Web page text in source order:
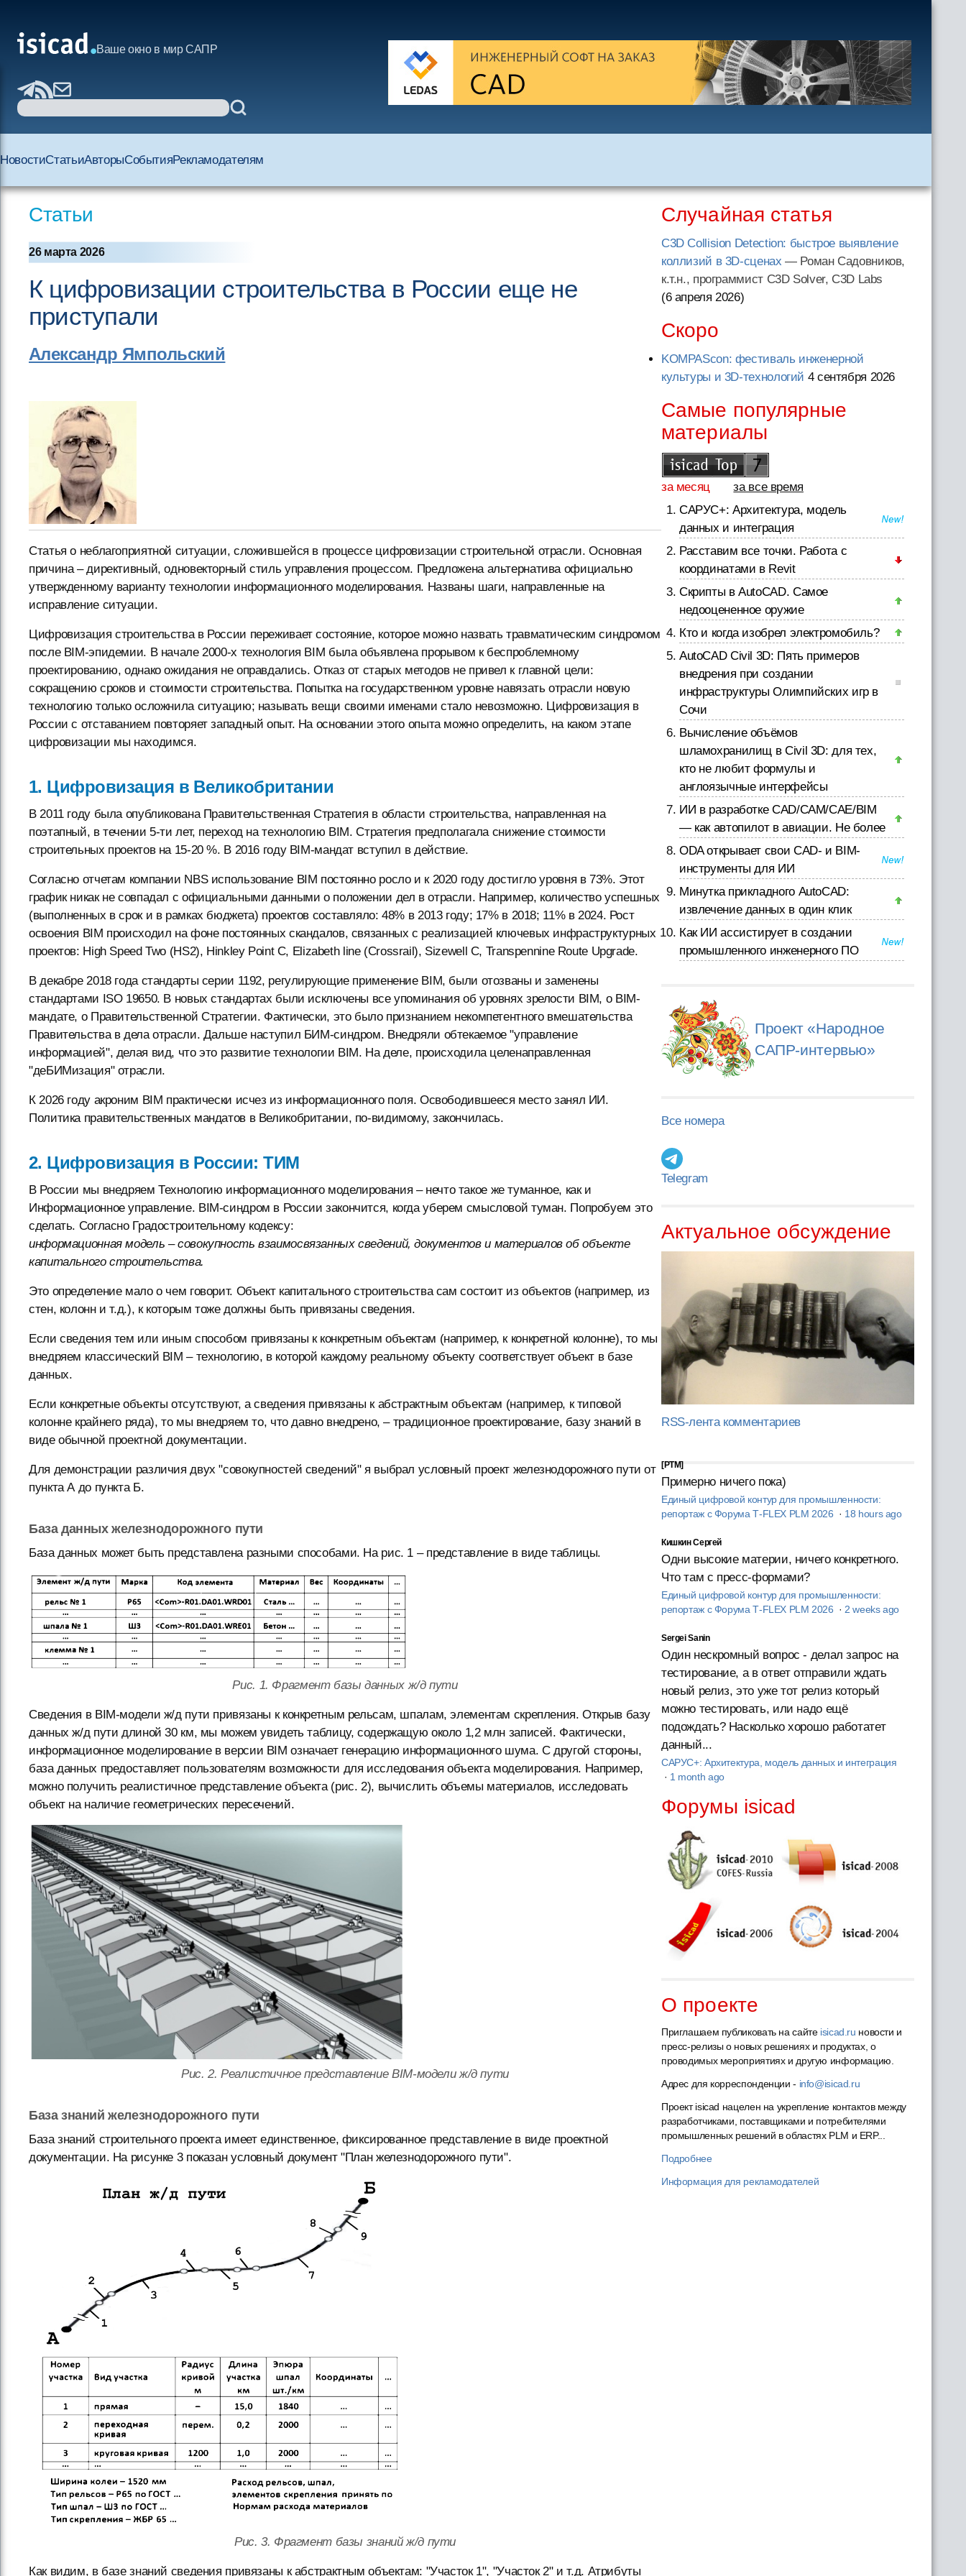
Ваше окно в мир САПР
НовостиСтатьиАвторыСобытияРекламодателям
Статьи
26 марта 2026
К цифровизации строительства в России еще не
приступали
Александр Ямпольский
Статья о неблагоприятной ситуации, сложившейся в процессе цифровизации строительной отрасли. Основная
причина – директивный, одновекторный стиль управления процессом. Предложена альтернатива официально
утвержденному варианту технологии информационного моделирования. Названы шаги, направленные на
исправление ситуации.
Цифровизация строительства в России переживает состояние, которое можно назвать травматическим синдромом
после BIM-эпидемии. В начале 2000-х технология BIM была объявлена прорывом к беспроблемному
проектированию, однако ожидания не оправдались. Отказ от старых методов не привел к главной цели:
сокращению сроков и стоимости строительства. Попытка на государственном уровне навязать отрасли новую
технологию только осложнила ситуацию; называть вещи своими именами стало невозможно. Цифровизация в
России с отставанием повторяет западный опыт. На основании этого опыта можно определить, на каком этапе
цифровизации мы находимся.
1. Цифровизация в Великобритании
В 2011 году была опубликована Правительственная Стратегия в области строительства, направленная на
поэтапный, в течении 5-ти лет, переход на технологию BIM. Стратегия предполагала снижение стоимости
строительных проектов на 15-20 %. В 2016 году BIM-мандат вступил в действие.
Согласно отчетам компании NBS использование BIM постоянно росло и к 2020 году достигло уровня в 73%. Этот
график никак не совпадал с официальными данными о положении дел в отрасли. Например, количество успешных
(выполненных в срок и в рамках бюджета) проектов составляло: 48% в 2013 году; 17% в 2018; 11% в 2024. Рост
освоения BIM происходил на фоне постоянных скандалов, связанных с реализацией ключевых инфраструктурных
проектов: High Speed Two (HS2), Hinkley Point C, Elizabeth line (Crossrail), Sizewell C, Transpennine Route Upgrade.
В декабре 2018 года стандарты серии 1192, регулирующие применение BIM, были отозваны и заменены
стандартами ISO 19650. В новых стандартах были исключены все упоминания об уровнях зрелости BIM, о BIM-
мандате, о Правительственной Стратегии. Фактически, это было признанием некомпетентного вмешательства
Правительства в дела отрасли. Дальше наступил БИМ-синдром. Внедряли обтекаемое "управление
информацией", делая вид, что это развитие технологии BIM. На деле, происходила целенаправленная
"деБИМизация" отрасли.
К 2026 году акроним BIM практически исчез из информационного поля. Освободившееся место занял ИИ.
Политика правительственных мандатов в Великобритании, по-видимому, закончилась.
2. Цифровизация в России: ТИМ
В России мы внедряем Технологию информационного моделирования – нечто такое же туманное, как и
Информационное управление. BIM-синдром в России закончится, когда уберем смысловой туман. Попробуем это
сделать. Согласно Градостроительному кодексу:
информационная модель – совокупность взаимосвязанных сведений, документов и материалов об объекте
капитального строительства.
Это определение мало о чем говорит. Объект капитального строительства сам состоит из объектов (например, из
стен, колонн и т.д.), к которым тоже должны быть привязаны сведения.
Если сведения тем или иным способом привязаны к конкретным объектам (например, к конкретной колонне), то мы
внедряем классический BIM – технологию, в которой каждому реальному объекту соответствует объект в базе
данных.
Если конкретные объекты отсутствуют, а сведения привязаны к абстрактным объектам (например, к типовой
колонне крайнего ряда), то мы внедряем то, что давно внедрено, – традиционное проектирование, базу знаний в
виде обычной проектной документации.
Для демонстрации различия двух "совокупностей сведений" я выбрал условный проект железнодорожного пути от
пункта А до пункта Б.
База данных железнодорожного пути
База данных может быть представлена разными способами. На рис. 1 – представление в виде таблицы.
Рис. 1. Фрагмент базы данных ж/д пути
Сведения в BIM-модели ж/д пути привязаны к конкретным рельсам, шпалам, элементам скрепления. Открыв базу
данных ж/д пути длиной 30 км, мы можем увидеть таблицу, содержащую около 1,2 млн записей. Фактически,
информационное моделирование в версии BIM означает генерацию информационного шума. С другой стороны,
база данных предоставляет пользователям возможности для исследования объекта моделирования. Например,
можно получить реалистичное представление объекта (рис. 2), вычислить объемы материалов, исследовать
объект на наличие геометрических пересечений.
Рис. 2. Реалистичное представление BIM-модели ж/д пути
База знаний железнодорожного пути
База знаний строительного проекта имеет единственное, фиксированное представление в виде проектной
документации. На рисунке 3 показан условный документ "План железнодорожного пути".
Рис. 3. Фрагмент базы знаний ж/д пути
Как видим, в базе знаний сведения привязаны к абстрактным объектам: "Участок 1", "Участок 2" и т.д. Атрибуты
Случайная статья
C3D Collision Detection: быстрое выявление
коллизий в 3D-сценах — Роман Садовников,
к.т.н., программист C3D Solver, C3D Labs
(6 апреля 2026)
Скоро
KOMPAScon: фестиваль инженерной
культуры и 3D-технологий 4 сентября 2026
Самые популярные
материалы
за месяц
за все время
САРУС+: Архитектура, модель
данных и интеграция
Расставим все точки. Работа с
координатами в Revit
Скрипты в AutoCAD. Самое
недооцененное оружие
Кто и когда изобрел электромобиль?
AutoCAD Civil 3D: Пять примеров
внедрения при создании
инфраструктуры Олимпийских игр в
Сочи
Вычисление объёмов
шламохранилищ в Civil 3D: для тех,
кто не любит формулы и
англоязычные интерфейсы
ИИ в разработке CAD/CAM/CAE/BIM
— как автопилот в авиации. Не более
ODA открывает свои CAD- и BIM-
инструменты для ИИ
Минутка прикладного AutoCAD:
извлечение данных в один клик
Как ИИ ассистирует в создании
промышленного инженерного ПО
Проект «Народное
САПР-интервью»
Все номера
Telegram
Актуальное обсуждение
RSS-лента комментариев
[PTM]
Примерно ничего пока)
Единый цифровой контур для промышленности:
репортаж с Форума T‑FLEX PLM 2026 · 18 hours ago
Кишкин Сергей
Одни высокие материи, ничего конкретного.
Что там с пресс-формами?
Единый цифровой контур для промышленности:
репортаж с Форума T‑FLEX PLM 2026 · 2 weeks ago
Sergei Sanin
Один нескромный вопрос - делал запрос на
тестирование, а в ответ отправили ждать
новый релиз, это уже тот релиз который
можно тестировать, или надо ещё
подождать? Насколько хорошо работатет
данный...
САРУС+: Архитектура, модель данных и интеграция
· 1 month ago
Форумы isicad
О проекте
Приглашаем публиковать на сайте isicad.ru новости и
пресс-релизы о новых решениях и продуктах, о
проводимых мероприятиях и другую информацию.
Адрес для корреспонденции - info@isicad.ru
Проект isicad нацелен на укрепление контактов между
разработчиками, поставщиками и потребителями
промышленных решений в областях PLM и ERP...
Подробнее
Информация для рекламодателей